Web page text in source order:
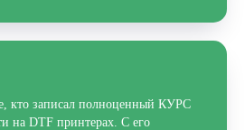
кто записал полноценный КУРС
на DTF принтерах. С его